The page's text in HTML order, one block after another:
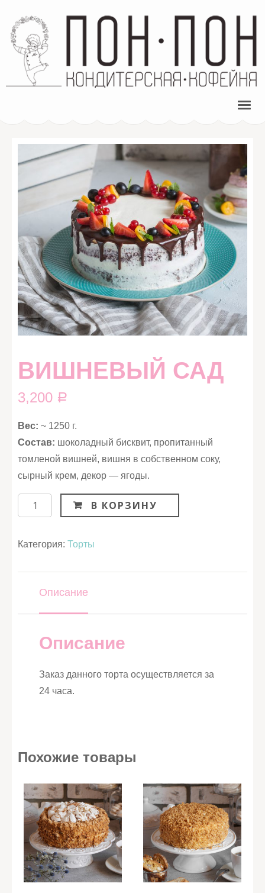
ВИШНЕВЫЙ САД
3,200 Р
Вес: ~ 1250 г.
Состав: шоколадный бисквит, пропитанный
томленой вишней, вишня в собственном соку,
сырный крем, декор — ягоды.
Количество В КОРЗИНУ
Категория: Торты
Описание
Описание
Заказ данного торта осуществляется за
24 часа.
Похожие товары